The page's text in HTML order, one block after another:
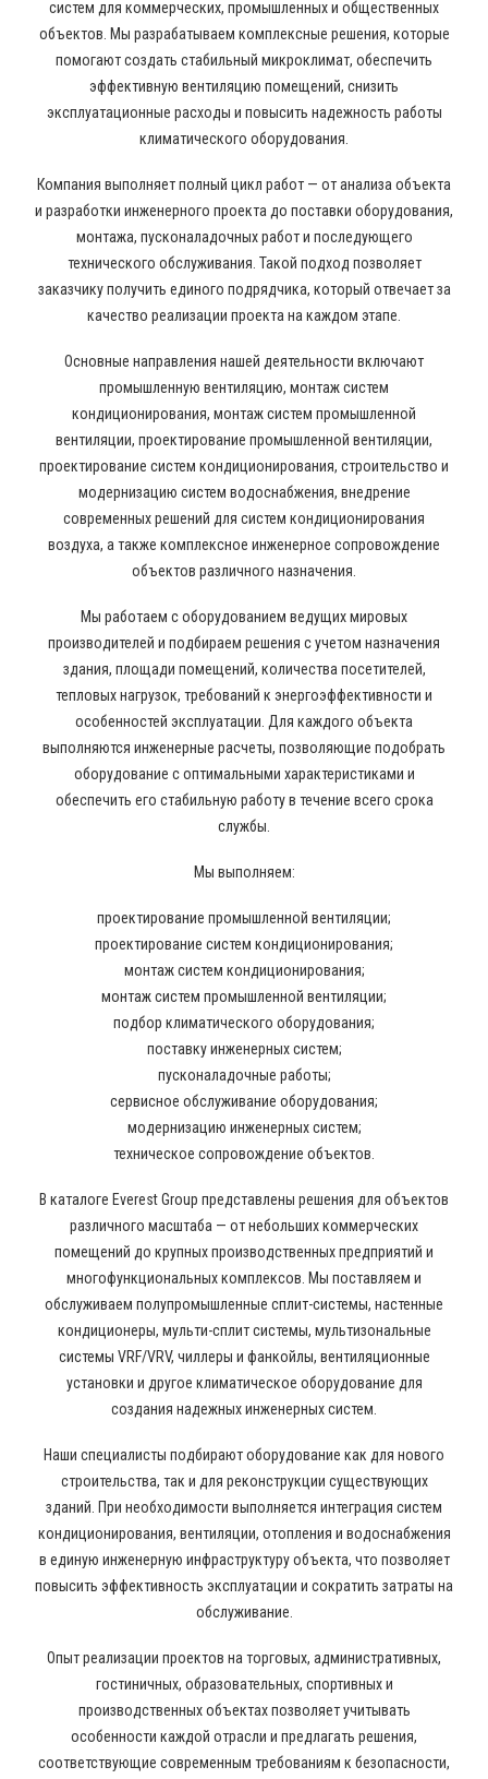
систем для коммерческих, промышленных и общественных
объектов. Мы разрабатываем комплексные решения, которые
помогают создать стабильный микроклимат, обеспечить
эффективную вентиляцию помещений, снизить
эксплуатационные расходы и повысить надежность работы
климатического оборудования.
Компания выполняет полный цикл работ — от анализа объекта
и разработки инженерного проекта до поставки оборудования,
монтажа, пусконаладочных работ и последующего
технического обслуживания. Такой подход позволяет
заказчику получить единого подрядчика, который отвечает за
качество реализации проекта на каждом этапе.
Основные направления нашей деятельности включают
промышленную вентиляцию, монтаж систем
кондиционирования, монтаж систем промышленной
вентиляции, проектирование промышленной вентиляции,
проектирование систем кондиционирования, строительство и
модернизацию систем водоснабжения, внедрение
современных решений для систем кондиционирования
воздуха, а также комплексное инженерное сопровождение
объектов различного назначения.
Мы работаем с оборудованием ведущих мировых
производителей и подбираем решения с учетом назначения
здания, площади помещений, количества посетителей,
тепловых нагрузок, требований к энергоэффективности и
особенностей эксплуатации. Для каждого объекта
выполняются инженерные расчеты, позволяющие подобрать
оборудование с оптимальными характеристиками и
обеспечить его стабильную работу в течение всего срока
службы.
Мы выполняем:
проектирование промышленной вентиляции;
проектирование систем кондиционирования;
монтаж систем кондиционирования;
монтаж систем промышленной вентиляции;
подбор климатического оборудования;
поставку инженерных систем;
пусконаладочные работы;
сервисное обслуживание оборудования;
модернизацию инженерных систем;
техническое сопровождение объектов.
В каталоге Everest Group представлены решения для объектов
различного масштаба — от небольших коммерческих
помещений до крупных производственных предприятий и
многофункциональных комплексов. Мы поставляем и
обслуживаем полупромышленные сплит-системы, настенные
кондиционеры, мульти-сплит системы, мультизональные
системы VRF/VRV, чиллеры и фанкойлы, вентиляционные
установки и другое климатическое оборудование для
создания надежных инженерных систем.
Наши специалисты подбирают оборудование как для нового
строительства, так и для реконструкции существующих
зданий. При необходимости выполняется интеграция систем
кондиционирования, вентиляции, отопления и водоснабжения
в единую инженерную инфраструктуру объекта, что позволяет
повысить эффективность эксплуатации и сократить затраты на
обслуживание.
Опыт реализации проектов на торговых, административных,
гостиничных, образовательных, спортивных и
производственных объектах позволяет учитывать
особенности каждой отрасли и предлагать решения,
соответствующие современным требованиям к безопасности,